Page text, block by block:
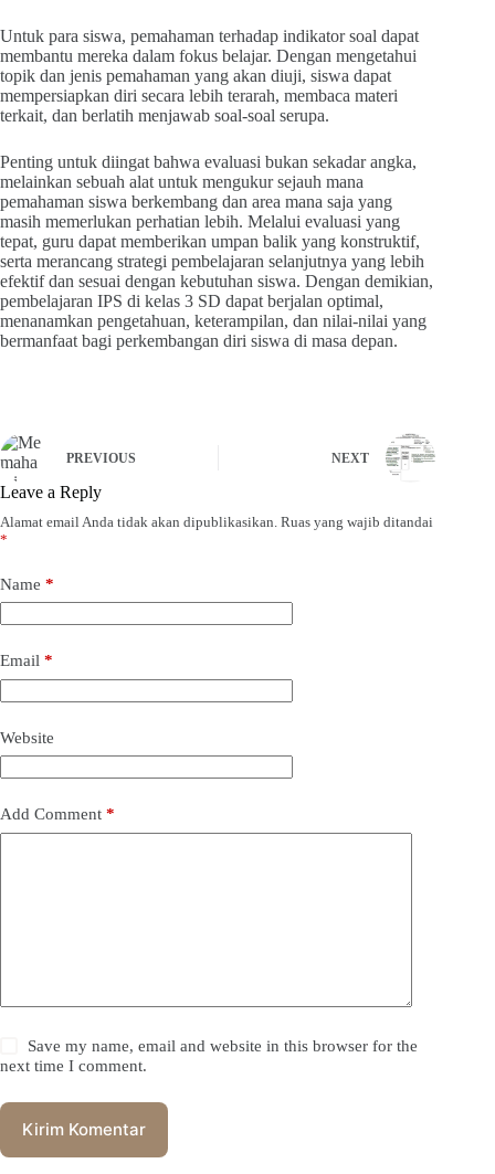
Untuk para siswa, pemahaman terhadap indikator soal dapat
membantu mereka dalam fokus belajar. Dengan mengetahui
topik dan jenis pemahaman yang akan diuji, siswa dapat
mempersiapkan diri secara lebih terarah, membaca materi
terkait, dan berlatih menjawab soal-soal serupa.
Penting untuk diingat bahwa evaluasi bukan sekadar angka,
melainkan sebuah alat untuk mengukur sejauh mana
pemahaman siswa berkembang dan area mana saja yang
masih memerlukan perhatian lebih. Melalui evaluasi yang
tepat, guru dapat memberikan umpan balik yang konstruktif,
serta merancang strategi pembelajaran selanjutnya yang lebih
efektif dan sesuai dengan kebutuhan siswa. Dengan demikian,
pembelajaran IPS di kelas 3 SD dapat berjalan optimal,
menanamkan pengetahuan, keterampilan, dan nilai-nilai yang
bermanfaat bagi perkembangan diri siswa di masa depan.
PREVIOUS NEXT
Leave a Reply
Alamat email Anda tidak akan dipublikasikan. Ruas yang wajib ditandai
*
Name *
Email *
Website
Add Comment *
Save my name, email and website in this browser for the
next time I comment.
Kirim Komentar